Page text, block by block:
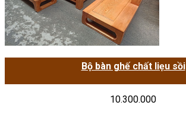
Bộ bàn ghế chất liẹu sồi
10.300.000